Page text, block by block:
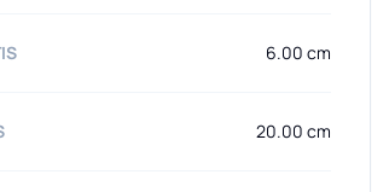
6.00 cm
20.00 cm